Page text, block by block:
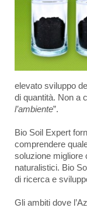
elevato sviluppo
di quantità. Non a
l’ambiente”.
Bio Soil Expert
comprendere
soluzione migliore
naturalistici. Bio
di ricerca e
Gli ambiti dove